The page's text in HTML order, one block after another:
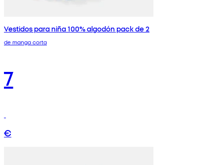
Vestidos para niña 100% algodón pack de 2
de manga corta
7
€